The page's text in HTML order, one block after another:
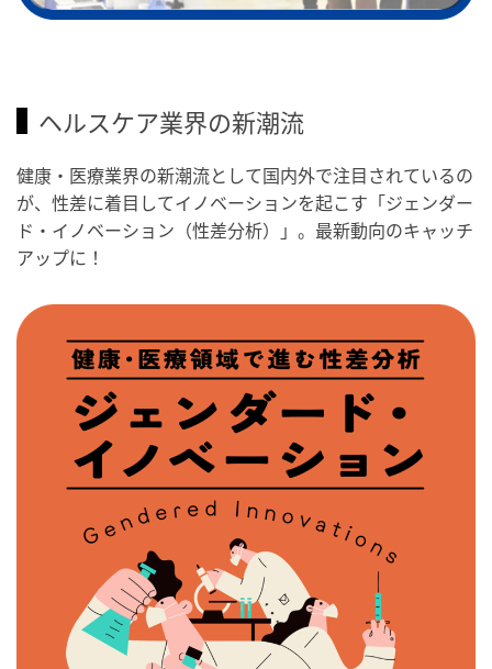
ヘルスケア業界の新潮流
健康・医療業界の新潮流として国内外で注目されているの
が、性差に着目してイノベーションを起こす「ジェンダー
ド・イノベーション（性差分析）」。最新動向のキャッチ
アップに！